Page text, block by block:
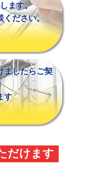
ます。
ください。
ましたらご契
す
だけます